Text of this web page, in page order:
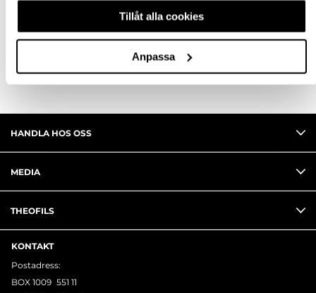
Tillåt alla cookies
Anpassa
RECENSIONER
HANDLA HOS OSS
MEDIA
THEOFILS
KONTAKT
Postadress:
BOX 1009 551 11